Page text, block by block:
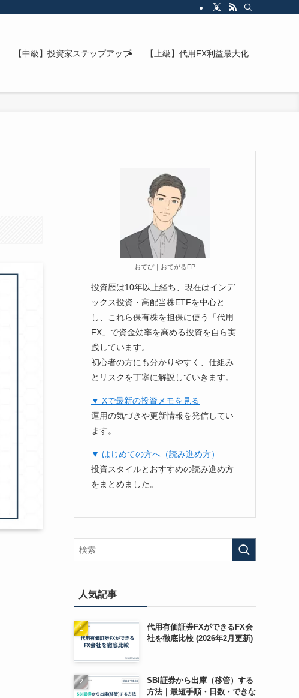
【中級】投資家ステップアップ 【上級】代用FX利益最大化
おてぴ｜おてがるFP
投資歴は10年以上経ち、現在はインデ
ックス投資・高配当株ETFを中心と
し、これら保有株を担保に使う「代用
FX」で資金効率を高める投資を自ら実
践しています。
初心者の方にも分かりやすく、仕組み
とリスクを丁寧に解説していきます。
▼ Xで最新の投資メモを見る
運用の気づきや更新情報を発信してい
ます。
▼ はじめての方へ（読み進め方）
投資スタイルとおすすめの読み進め方
をまとめました。
人気記事
代用有価証券FXができるFX会
社を徹底比較 (2026年2月更新)
SBI証券から出庫（移管）する
方法｜最短手順・日数・できな